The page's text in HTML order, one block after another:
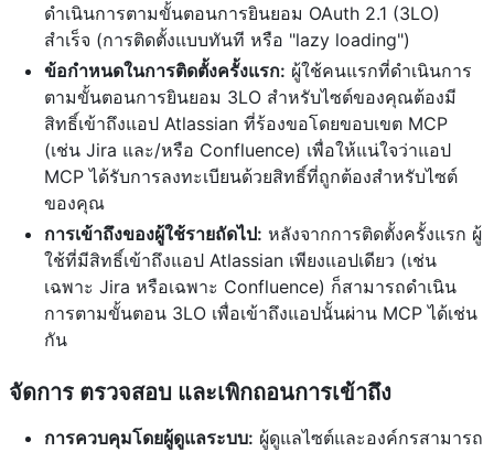
ดำเนินการตามขั้นตอนการยินยอม OAuth 2.1 (3LO)
สำเร็จ (การติดตั้งแบบทันที หรือ "lazy loading")
ข้อกำหนดในการติดตั้งครั้งแรก: ผู้ใช้คนแรกที่ดำเนินการ
ตามขั้นตอนการยินยอม 3LO สำหรับไซต์ของคุณต้องมี
สิทธิ์เข้าถึงแอป Atlassian ที่ร้องขอโดยขอบเขต MCP
(เช่น Jira และ/หรือ Confluence) เพื่อให้แน่ใจว่าแอป
MCP ได้รับการลงทะเบียนด้วยสิทธิ์ที่ถูกต้องสำหรับไซต์
ของคุณ
การเข้าถึงของผู้ใช้รายถัดไป: หลังจากการติดตั้งครั้งแรก ผู้
ใช้ที่มีสิทธิ์เข้าถึงแอป Atlassian เพียงแอปเดียว (เช่น
เฉพาะ Jira หรือเฉพาะ Confluence) ก็สามารถดำเนิน
การตามขั้นตอน 3LO เพื่อเข้าถึงแอปนั้นผ่าน MCP ได้เช่น
กัน
จัดการ ตรวจสอบ และเพิกถอนการเข้าถึง
การควบคุมโดยผู้ดูแลระบบ: ผู้ดูแลไซต์และองค์กรสามารถ